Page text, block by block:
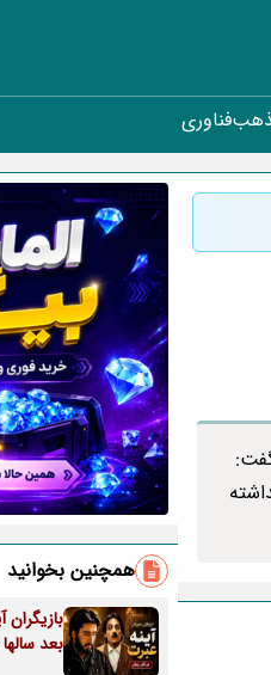
فناوری
همچنین بخوانید
بعد